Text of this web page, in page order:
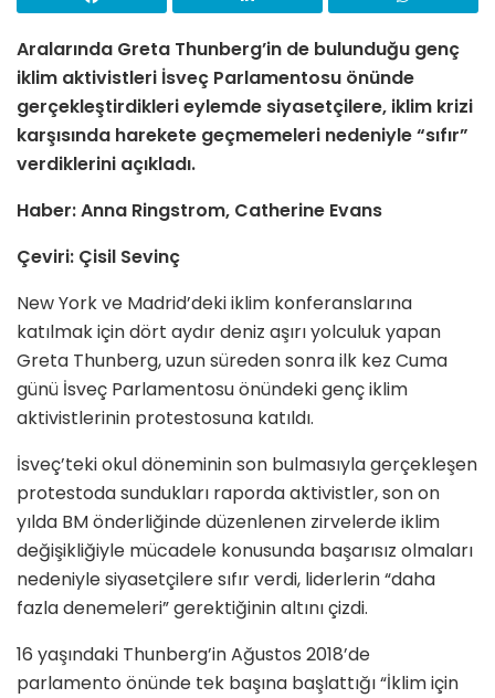
Aralarında Greta Thunberg’in de bulunduğu genç
iklim aktivistleri İsveç Parlamentosu önünde
gerçekleştirdikleri eylemde siyasetçilere, iklim krizi
karşısında harekete geçmemeleri nedeniyle “sıfır”
verdiklerini açıkladı.
Haber: Anna Ringstrom, Catherine Evans
Çeviri: Çisil Sevinç
New York ve Madrid’deki iklim konferanslarına
katılmak için dört aydır deniz aşırı yolculuk yapan
Greta Thunberg, uzun süreden sonra ilk kez Cuma
günü İsveç Parlamentosu önündeki genç iklim
aktivistlerinin protestosuna katıldı.
İsveç’teki okul döneminin son bulmasıyla gerçekleşen
protestoda sundukları raporda aktivistler, son on
yılda BM önderliğinde düzenlenen zirvelerde iklim
değişikliğiyle mücadele konusunda başarısız olmaları
nedeniyle siyasetçilere sıfır verdi, liderlerin “daha
fazla denemeleri” gerektiğinin altını çizdi.
16 yaşındaki Thunberg’in Ağustos 2018’de
parlamento önünde tek başına başlattığı “İklim için